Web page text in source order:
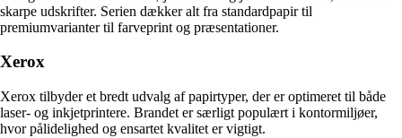
skarpe udskrifter. Serien dækker alt fra standardpapir til
premiumvarianter til farveprint og præsentationer.
Xerox
Xerox tilbyder et bredt udvalg af papirtyper, der er optimeret til både
laser- og inkjetprintere. Brandet er særligt populært i kontormiljøer,
hvor pålidelighed og ensartet kvalitet er vigtigt.